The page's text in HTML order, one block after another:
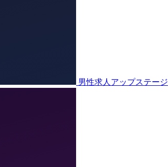
男性求人アップステージ